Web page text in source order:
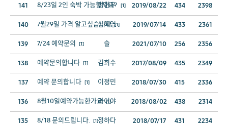
141 8/23일 2인 숙박 가능할까요? [1]
정현우 2019/08/22 434 2398
140 7월29일 가격 알고싶습니다 [1]
심혜영 2019/07/14 433 2361
139 7/24 예약문의 [1] 슬 2021/07/10 256 2356
138 예약문의합니다 [1] 김희수 2017/08/09 435 2349
137 예약 문의합니다 [1] 이정민 2018/07/30 415 2336
136 8월10일예약가능한가요 [1]
라이야 2018/08/02 438 2314
135 8/18 문의드립니다. [1]정하다 2018/07/17 431 2234